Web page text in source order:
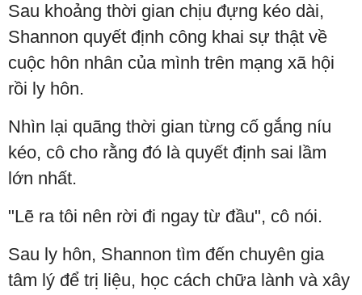
Sau khoảng thời gian chịu đựng kéo dài,
Shannon quyết định công khai sự thật về
cuộc hôn nhân của mình trên mạng xã hội
rồi ly hôn.
Nhìn lại quãng thời gian từng cố gắng níu
kéo, cô cho rằng đó là quyết định sai lầm
lớn nhất.
"Lẽ ra tôi nên rời đi ngay từ đầu", cô nói.
Sau ly hôn, Shannon tìm đến chuyên gia
tâm lý để trị liệu, học cách chữa lành và xây